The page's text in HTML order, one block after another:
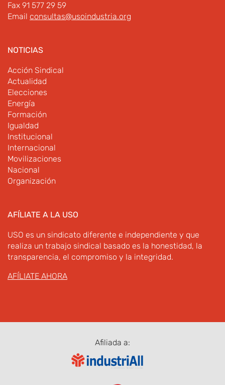
Fax 91 577 29 59
Email consultas@usoindustria.org
NOTICIAS
Acción Sindical
Actualidad
Elecciones
Energía
Formación
Igualdad
Institucional
Internacional
Movilizaciones
Nacional
Organización
AFÍLIATE A LA USO
USO es un sindicato diferente e independiente y que
realiza un trabajo sindical basado es la honestidad, la
transparencia, el compromiso y la integridad.
AFÍLIATE AHORA
Afiliada a: